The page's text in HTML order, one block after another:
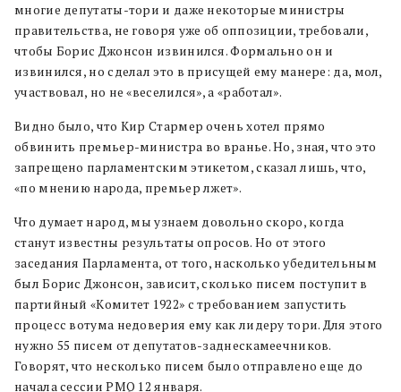
многие депутаты-тори и даже некоторые министры
правительства, не говоря уже об оппозиции, требовали,
чтобы Борис Джонсон извинился. Формально он и
извинился, но сделал это в присущей ему манере: да, мол,
участвовал, но не «веселился», а «работал».
Видно было, что Кир Стармер очень хотел прямо
обвинить премьер-министра во вранье. Но, зная, что это
запрещено парламентским этикетом, сказал лишь, что,
«по мнению народа, премьер лжет».
Что думает народ, мы узнаем довольно скоро, когда
станут известны результаты опросов. Но от этого
заседания Парламента, от того, насколько убедительным
был Борис Джонсон, зависит, сколько писем поступит в
партийный «Комитет 1922» с требованием запустить
процесс вотума недоверия ему как лидеру тори. Для этого
нужно 55 писем от депутатов-заднескамеечников.
Говорят, что несколько писем было отправлено еще до
начала сессии PMQ 12 января.